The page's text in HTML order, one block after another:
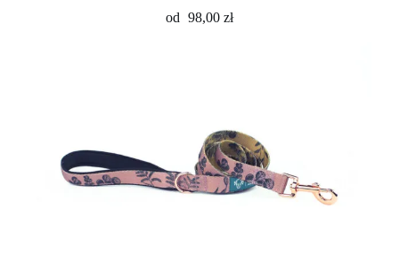
od 98,00 zł